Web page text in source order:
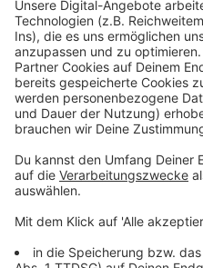
Anzeige
Rund 75 Prozent der
Ziel. In jeder vierten wird
Wichtigster Anlass ist der
Bekannten oder Freunden.
besonderer Restaurants,
Aktivitäten wie Wandern
Wellness-Einrichtungen
fallen ebenfalls unter die